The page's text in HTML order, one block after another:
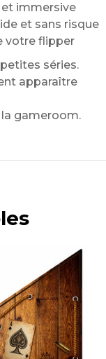
immersive
et sans risque
votre flipper
séries.
apparaître
la gameroom.